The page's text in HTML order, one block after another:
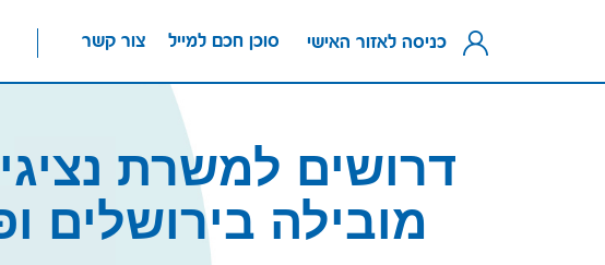
צור קשר סוכן חכם למייל כניסה לאזור האישי
דרושים למשרת
מובילה בירושלים